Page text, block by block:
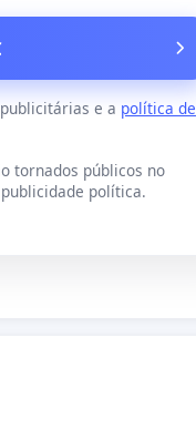
e a política de
tornados públicos no
política.